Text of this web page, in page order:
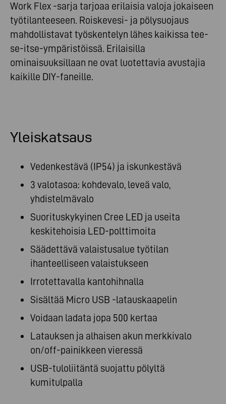
Work Flex -sarja tarjoaa erilaisia valoja jokaiseen
työtilanteeseen. Roiskevesi- ja pölysuojaus
mahdollistavat työskentelyn lähes kaikissa tee-
se-itse-ympäristöissä. Erilaisilla
ominaisuuksillaan ne ovat luotettavia avustajia
kaikille DIY-faneille.
Yleiskatsaus
Vedenkestävä (IP54) ja iskunkestävä
3 valotasoa: kohdevalo, leveä valo,
yhdistelmävalo
Suorituskykyinen Cree LED ja useita
keskitehoisia LED-polttimoita
Säädettävä valaistusalue työtilan
ihanteelliseen valaistukseen
Irrotettavalla kantohihnalla
Sisältää Micro USB -latauskaapelin
Voidaan ladata jopa 500 kertaa
Latauksen ja alhaisen akun merkkivalo
on/off-painikkeen vieressä
USB-tuloliitäntä suojattu pölyltä
kumitulpalla